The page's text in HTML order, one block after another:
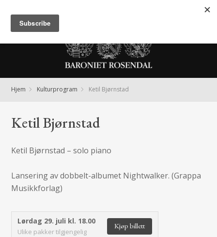
Hjem Kulturprogram Ketil Bjørnstad
Ketil Bjørnstad
Ketil Bjørnstad – solo piano
Lansering av dobbelt-albumet Nightwalker. (Grappa
Musikkforlag)
Lørdag 29. juli kl. 18.00
Ulike pakker tilgjengelig
Kjøp billett